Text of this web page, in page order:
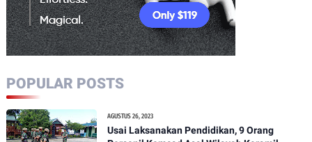
POPULAR POSTS
AGUSTUS 26, 2023
Usai Laksanakan Pendidikan, 9 Orang